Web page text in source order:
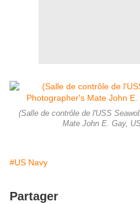
(Salle de contrôle de l'USS
Mate John E. Gay,
#US Navy
Partager